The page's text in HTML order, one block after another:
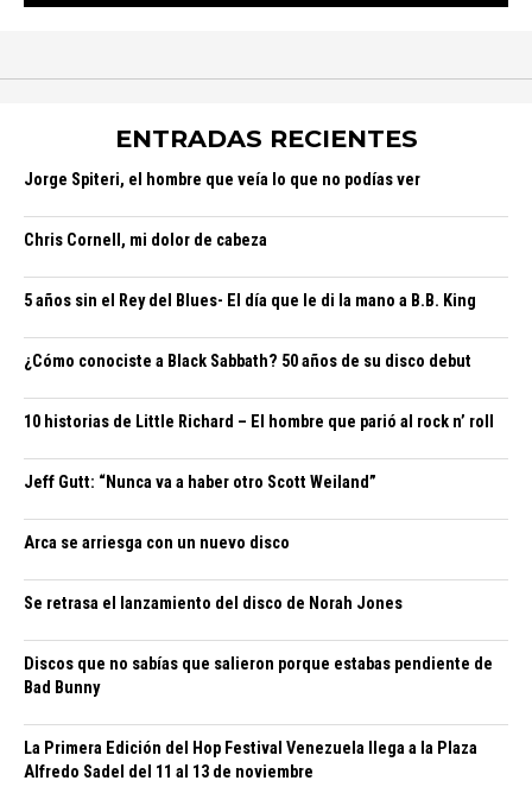
ENTRADAS RECIENTES
Jorge Spiteri, el hombre que veía lo que no podías ver
Chris Cornell, mi dolor de cabeza
5 años sin el Rey del Blues- El día que le di la mano a B.B. King
¿Cómo conociste a Black Sabbath? 50 años de su disco debut
10 historias de Little Richard – El hombre que parió al rock n’ roll
Jeff Gutt: “Nunca va a haber otro Scott Weiland”
Arca se arriesga con un nuevo disco
Se retrasa el lanzamiento del disco de Norah Jones
Discos que no sabías que salieron porque estabas pendiente de
Bad Bunny
La Primera Edición del Hop Festival Venezuela llega a la Plaza
Alfredo Sadel del 11 al 13 de noviembre